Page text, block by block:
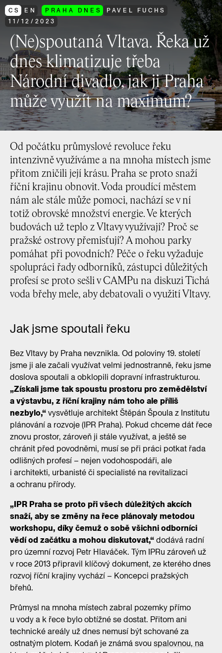
CS EN PRAHA DNES
PAVEL FUCHS
11/ 12/ 2023
(Ne)spoutaná Vltava. Řeka už
dnes klimatizuje třeba
Národní divadlo, jak ji Praha
může využít na maximum?
Od počátku průmyslové revoluce řeku
intenzivně využíváme a na mnoha místech jsme
přitom zničili její krásu. Praha se proto snaží
říční krajinu obnovit. Voda proudící městem
nám ale stále může pomoci, nachází se v ní
totiž obrovské množství energie. Ve kterých
budovách už teplo z Vltavy využívají? Proč se
pražské ostrovy přemisťují? A mohou parky
pomáhat při povodních? Péče o řeku vyžaduje
spolupráci řady odborníků, zástupci důležitých
profesí se proto sešli v CAMPu na diskuzi Tichá
voda břehy mele, aby debatovali o využití Vltavy.
Jak jsme spoutali řeku
Bez Vltavy by Praha nevznikla. Od poloviny 19. století
jsme ji ale začali využívat velmi jednostranně, řeku jsme
doslova spoutali a obklopili dopravní infrastrukturou.
„Získali jsme tak spoustu prostoru pro zemědělství
a výstavbu, z říční krajiny nám toho ale příliš
nezbylo,“vysvětluje architekt Štěpán Špoula z Institutu
plánování a rozvoje (IPR Praha). Pokud chceme dát řece
znovu prostor, zároveň ji stále využívat, a ještě se
chránit před povodněmi, musí se při práci potkat řada
odlišných profesí – nejen vodohospodáři, ale
i architekti, urbanisté či specialisté na revitalizaci
a ochranu přírody.
„IPR Praha se proto při všech důležitých akcích
snaží, aby se změny na řece plánovaly metodou
workshopu, díky čemuž o sobě všichni odborníci
vědí od začátku a mohou diskutovat,“dodává radní
pro územní rozvoj Petr Hlaváček. Tým IPRu zároveň už
v roce 2013 připravil klíčový dokument, ze kterého dnes
rozvoj říční krajiny vychází – Koncepci pražských
břehů.
Průmysl na mnoha místech zabral pozemky přímo
u vody a k řece bylo obtížné se dostat. Přitom ani
technické areály už dnes nemusí být schované za
ostnatým plotem. Kodaň je známá svou spalovnou, na